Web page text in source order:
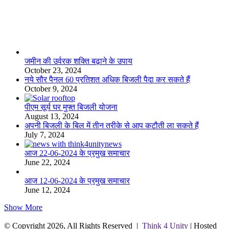
जमीन की उर्वरक शक्ति बढ़ाने के उपाय
October 23, 2024
नये सौर पैनल 60 प्रतिशत अधिक बिजली पैदा कर सकते हैं
October 9, 2024
पीएम सूर्य घर मुफ्त बिजली योजना
August 13, 2024
अपनी बिजली के बिल में तीन तरीके से आप कटौती ला सकते हैं
July 7, 2024
आज 22-06-2024 के प्रमुख समाचार
June 22, 2024
आज 12-06-2024 के प्रमुख समाचार
June 12, 2024
Show More
© Copyright 2026, All Rights Reserved | Think 4 Unity | Hosted